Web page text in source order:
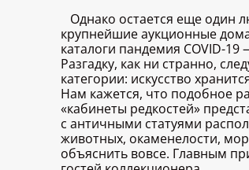
Однако остается еще один
крупнейшие аукционные
каталоги пандемия COVID-
Разгадку, как ни странно,
категории: искусство
Нам кажется, что подобное
«кабинеты редкостей»
с античными статуями
животных, окаменелости,
объяснить вовсе. Главным